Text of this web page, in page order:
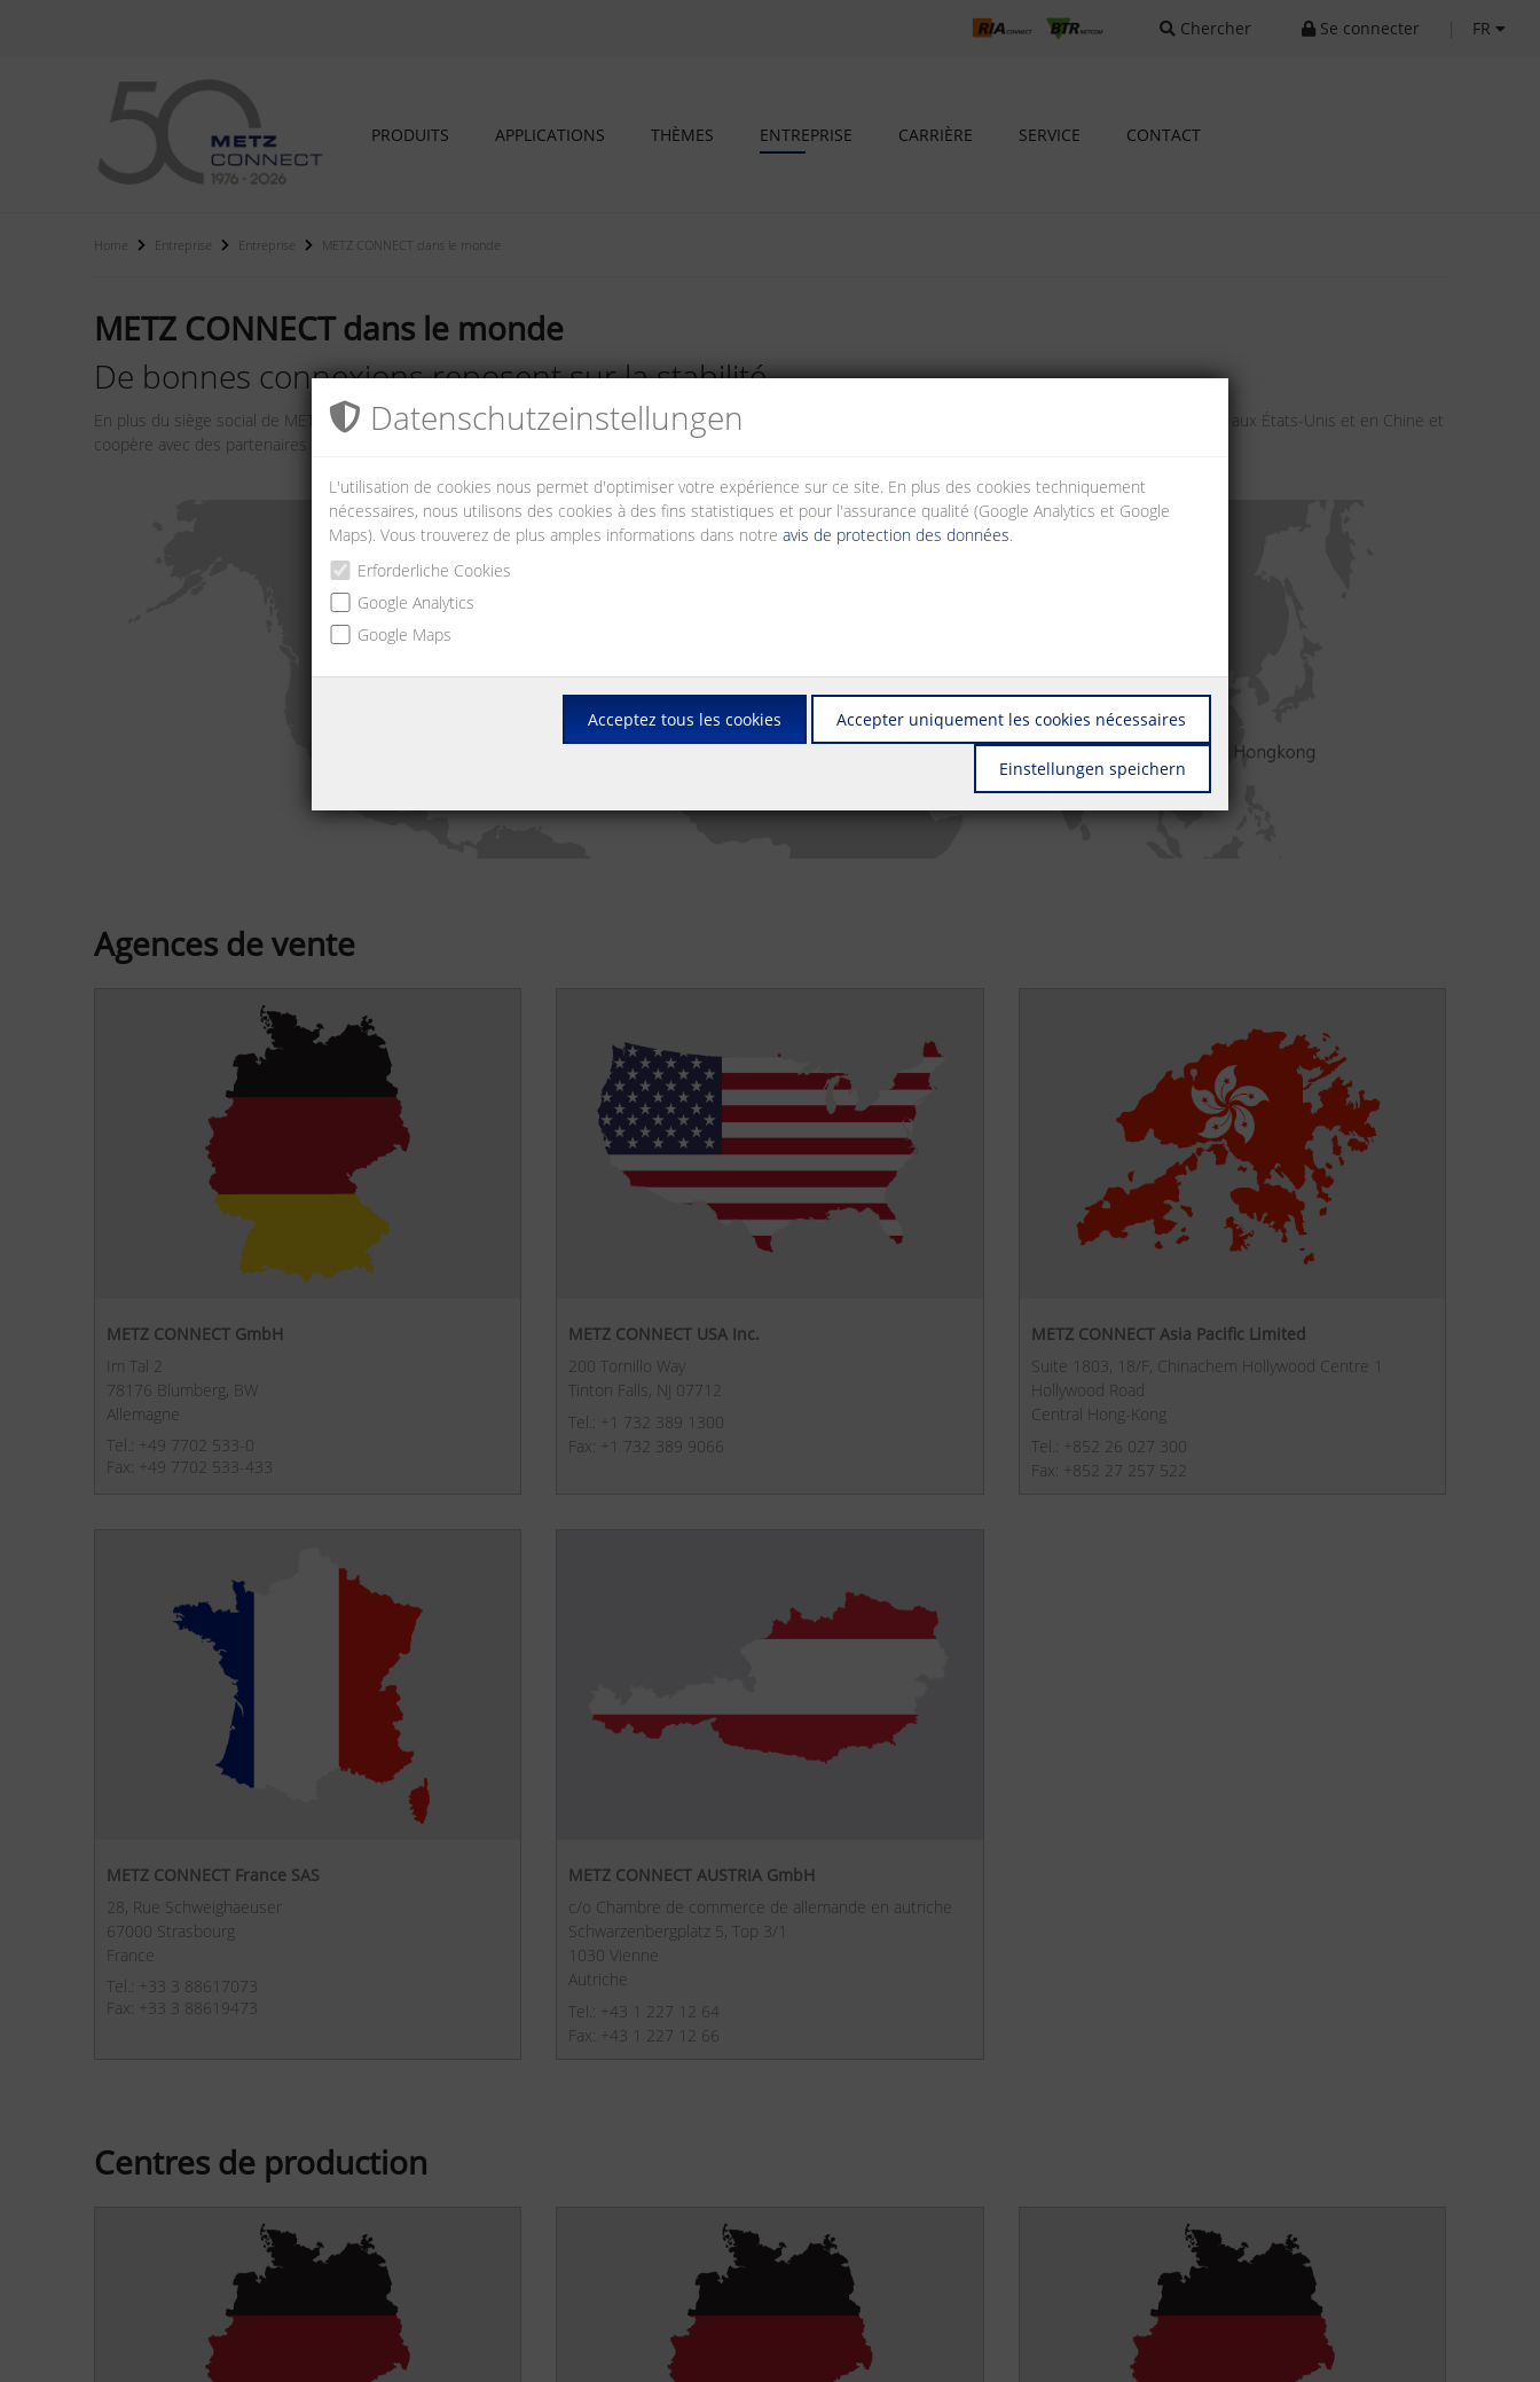
Chercher Se connecter FR
PRODUITS APPLICATIONS THÈMES ENTREPRISE CARRIÈRE SERVICE CONTACT
Home Entreprise Entreprise METZ CONNECT dans le monde
METZ CONNECT dans le monde
De bonnes connexions reposent sur la stabilité
En plus du siège social de METZ CONNECT à Blumberg, le groupe possède des sites de production et de vente en Suisse, en Hongrie, en France, en Autriche, aux États-Unis et en Chine et
coopère avec des partenaires commerciaux dans plus de 26 pays.
Agences de vente
METZ CONNECT GmbH
Im Tal 2
78176 Blumberg, BW
Allemagne
Tel.: +49 7702 533-0
Fax: +49 7702 533-433
METZ CONNECT USA Inc.
200 Tornillo Way
Tinton Falls, NJ 07712
Tel.: +1 732 389 1300
Fax: +1 732 389 9066
METZ CONNECT Asia Pacific Limited
Suite 1803, 18/F, Chinachem Hollywood Centre 1
Hollywood Road
Central Hong-Kong
Tel.: +852 26 027 300
Fax: +852 27 257 522
METZ CONNECT France SAS
28, Rue Schweighaeuser
67000 Strasbourg
France
Tel.: +33 3 88617073
Fax: +33 3 88619473
METZ CONNECT AUSTRIA GmbH
c/o Chambre de commerce de allemande en autriche
Schwarzenbergplatz 5, Top 3/1
1030 Vienne
Autriche
Tel.: +43 1 227 12 64
Fax: +43 1 227 12 66
Centres de production
Datenschutz­einstellungen
L'utilisation de cookies nous permet d'optimiser votre expérience sur ce site. En plus des cookies techniquement
nécessaires, nous utilisons des cookies à des fins statistiques et pour l'assurance qualité (Google Analytics et Google
Maps). Vous trouverez de plus amples informations dans notre avis de protection des données.
Erforderliche Cookies
Google Analytics
Google Maps
Acceptez tous les cookies Accepter uniquement les cookies nécessaires
Einstellungen speichern